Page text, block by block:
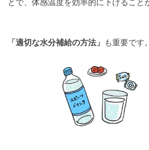
「適切な水分補給の方法」 も重要です。